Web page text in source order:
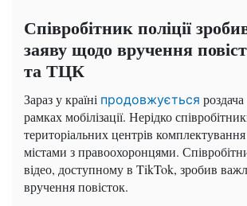
Співробітник поліції
заяву щодо вручення
та ТЦК
Зараз у країні продовжується
рамках мобілізації. Нерідко
територіальних центрів
містами з правоохоронцями.
відео, доступному в TikTok, зробив
вручення повісток.